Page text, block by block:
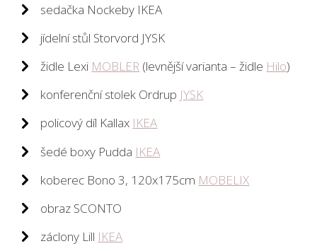
sedačka Nockeby IKEA
jídelní stůl Storvord JYSK
židle Lexi MOBLER (levnější varianta – židle Hilo)
konferenční stolek Ordrup JYSK
policový díl Kallax IKEA
šedé boxy Pudda IKEA
koberec Bono 3, 120x175cm MOBELIX
obraz SCONTO
záclony Lill IKEA